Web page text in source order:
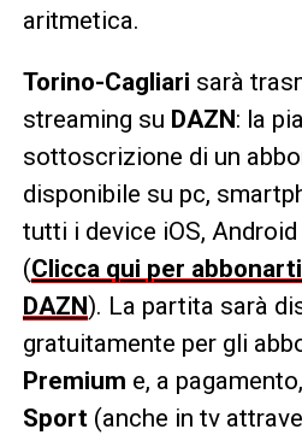
aritmetica.
Torino-Cagliari sarà
streaming su DAZN : la
sottoscrizione di un
disponibile su pc,
tutti i device iOS,
(Clicca qui per
DAZN ). La partita sarà
gratuitamente per gli
Premium e, a
Sport(anche in tv